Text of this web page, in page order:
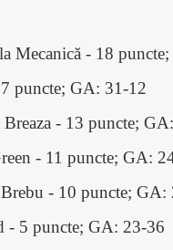
Mecanică - 18
puncte; GA: 31-12
Breaza - 13 puncte;
- 11 puncte; GA:
Brebu - 10 puncte; GA:
- 5 puncte; GA: 23-36